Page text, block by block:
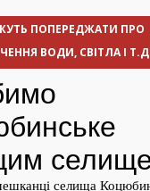
ПОПЕРЕДЖАТИ ПРО
ВОДИ, СВІТЛА І Т.Д